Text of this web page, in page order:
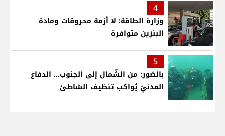
4
وزارة الطاقة: لا أزمة محروقات ومادة
البنزين متوافرة
5
بالصّور: من الشّمال إلى الجنوب... الدفاع
المدنيّ يُواكب تنظيف الشاطئ